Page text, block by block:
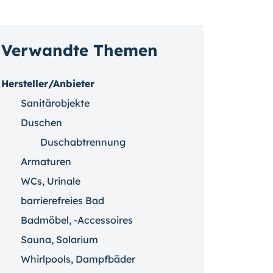
Verwandte Themen
Hersteller/Anbieter
Sanitärobjekte
Duschen
Duschabtrennung
Armaturen
WCs, Urinale
barrierefreies Bad
Badmöbel, -Accessoires
Sauna, Solarium
Whirlpools, Dampfbäder